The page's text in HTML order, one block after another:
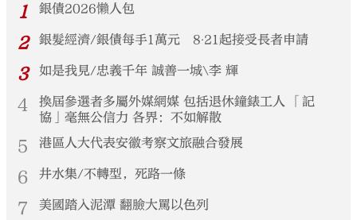
1
銀債2026懶人包
2 銀髮經濟/銀債每手1萬元 8‧21起接受長者申請
3 如是我見/忠義千年 誠善一城\李 輝
4
換屆參選者多屬外媒網媒 包括退休鐘錶工人 「記
協」毫無公信力 各界：不如解散
5 港區人大代表安徽考察文旅融合發展
6 井水集/不轉型，死路一條
7 美國踏入泥潭 翻臉大罵以色列